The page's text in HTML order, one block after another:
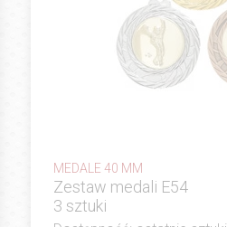
MEDALE 40 MM
Zestaw medali E54
3 sztuki